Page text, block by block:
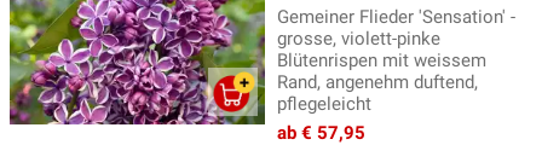
Gemeiner Flieder 'Sensation' -
grosse, violett-pinke
Blütenrispen mit weissem
Rand, angenehm duftend,
pflegeleicht
ab € 57,95